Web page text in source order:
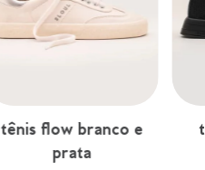
tênis flow branco e
prata